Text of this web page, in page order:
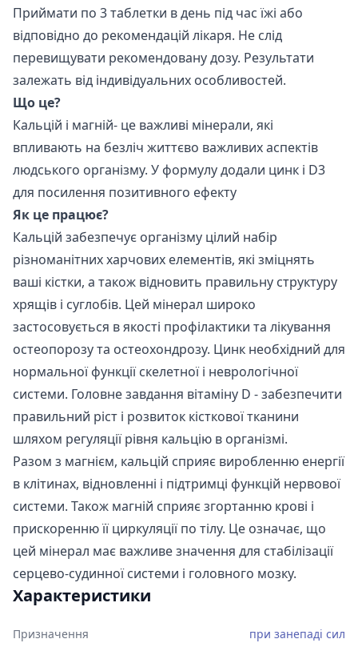
Приймати по 3 таблетки в день під час їжі або
відповідно до рекомендацій лікаря. Не слід
перевищувати рекомендовану дозу. Результати
залежать від індивідуальних особливостей.
Що це?
Кальцій і магній- це важливі мінерали, які
впливають на безліч життєво важливих аспектів
людського організму. У формулу додали цинк і D3
для посилення позитивного ефекту
Як це працює?
Кальцій забезпечує організму цілий набір
різноманітних харчових елементів, які зміцнять
ваші кістки, а також відновить правильну структуру
хрящів і суглобів. Цей мінерал широко
застосовується в якості профілактики та лікування
остеопорозу та остеохондрозу. Цинк необхідний для
нормальної функції скелетної і неврологічної
системи. Головне завдання вітаміну D - забезпечити
правильний ріст і розвиток кісткової тканини
шляхом регуляції рівня кальцію в організмі.
Разом з магнієм, кальцій сприяє виробленню енергії
в клітинах, відновленні і підтримці функцій нервової
системи. Також магній сприяє згортанню крові і
прискоренню її циркуляції по тілу. Це означає, що
цей мінерал має важливе значення для стабілізації
серцево-судинної системи і головного мозку.
Характеристики
Призначення при занепаді сил